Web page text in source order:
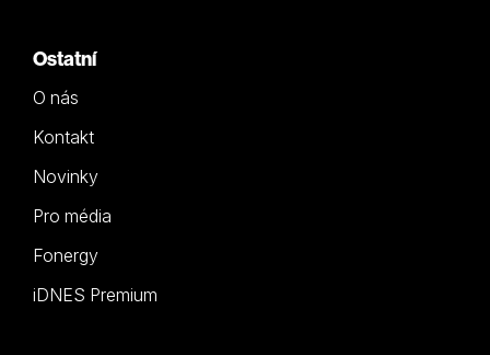
Ostatní
O nás
Kontakt
Novinky
Pro média
Fonergy
iDNES Premium